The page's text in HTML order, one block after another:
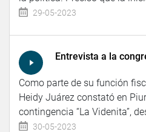
29-05-2023
Entrevista a la
Como parte de su función
Heidy Juárez constató en
contingencia “La Videnita”,
30-05-2023